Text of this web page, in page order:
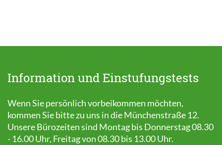
Information und Einstufungstests
Wenn Sie persönlich vorbeikommen möchten,
kommen Sie bitte zu uns in die Münchenstraße 12.
Unsere Bürozeiten sind Montag bis Donnerstag 08.30
- 16.00 Uhr, Freitag von 08.30 bis 13.00 Uhr.